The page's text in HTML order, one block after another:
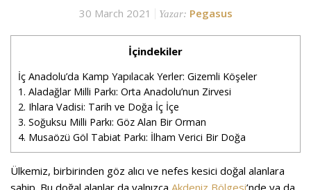
30 March 2021 Yazar: Pegasus
İçindekiler
İç Anadolu’da Kamp Yapılacak Yerler: Gizemli Köşeler
1. Aladağlar Milli Parkı: Orta Anadolu’nun Zirvesi
2. Ihlara Vadisi: Tarih ve Doğa İç İçe
3. Soğuksu Milli Parkı: Göz Alan Bir Orman
4. Musaözü Göl Tabiat Parkı: İlham Verici Bir Doğa
Ülkemiz, birbirinden göz alıcı ve nefes kesici doğal alanlara
sahip. Bu doğal alanlar da yalnızca Akdeniz Bölgesi’nde ya da